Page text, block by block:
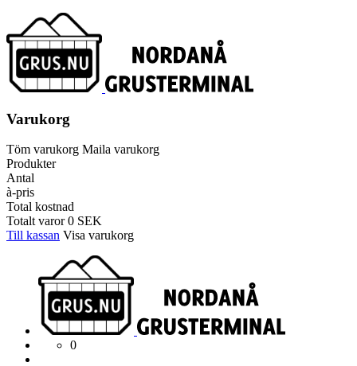
Varukorg
Töm varukorg Maila varukorg
Produkter
Antal
à-pris
Total kostnad
Totalt varor0 SEK
Till kassan Visa varukorg
0